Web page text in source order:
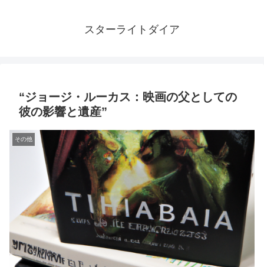
スターライトダイア
“ジョージ・ルーカス：映画の父としての
彼の影響と遺産”
その他